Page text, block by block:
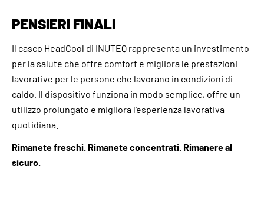
PENSIERI FINALI
Il casco HeadCool di INUTEQ rappresenta un investimento
per la salute che offre comfort e migliora le prestazioni
lavorative per le persone che lavorano in condizioni di
caldo. Il dispositivo funziona in modo semplice, offre un
utilizzo prolungato e migliora l'esperienza lavorativa
quotidiana.
Rimanete freschi. Rimanete concentrati. Rimanere al
sicuro.